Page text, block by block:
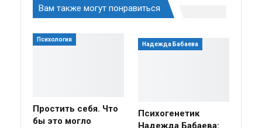
Вам также могут понравиться
Психология
Простить себя. Что
бы это могло
Надежда Бабаева
Психогенетик
Надежда Бабаева: